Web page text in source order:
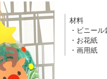
材料
・ビニール
・お花紙
・画用紙